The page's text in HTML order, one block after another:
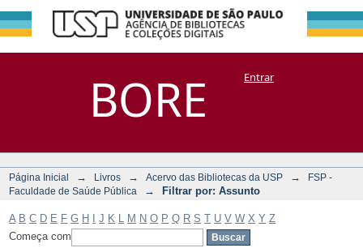
BORE
Filtrar por:
Assunto
DSpace/Manakin + CoriscoEntrar
Página Inicial → Livros → Acervo das Bibliotecas da USP →
FSP -
Faculdade de Saúde Pública
→ Filtrar por: Assunto
A B C D E F G H J K M N O P Q R S T U V W X Y Z
Começa com